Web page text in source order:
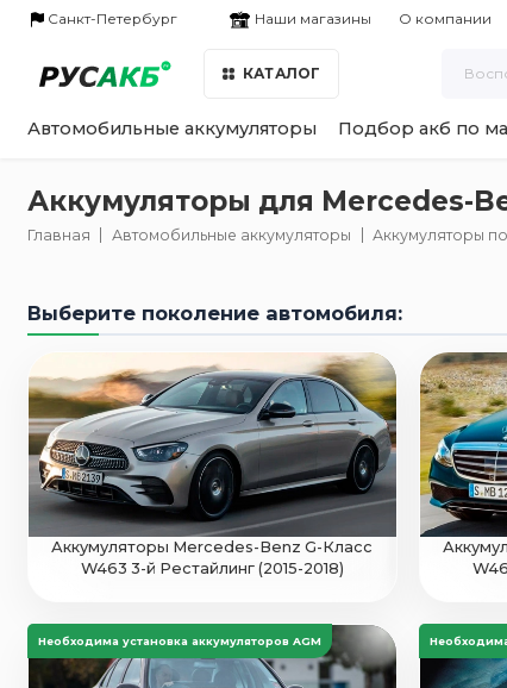
Санкт-Петербург Наши магазины О компании
КАТАЛОГ
Автомобильные аккумуляторы Подбор акб по
Аккумуляторы для Mercedes-
Главная Автомобильные аккумуляторы Аккумуляторы
Выберите поколение автомобиля:
Аккумуляторы Mercedes-Benz G-Класс
W463 3-й Рестайлинг (2015-2018)
Необходима установка аккумуляторов AGM